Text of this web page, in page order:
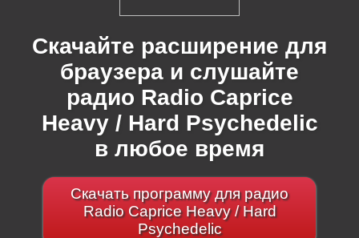
Скачайте расширение для
браузера и слушайте
радио Radio Caprice
Heavy / Hard Psychedelic
в любое время
Скачать программу для радио
Radio Caprice Heavy / Hard
Psychedelic